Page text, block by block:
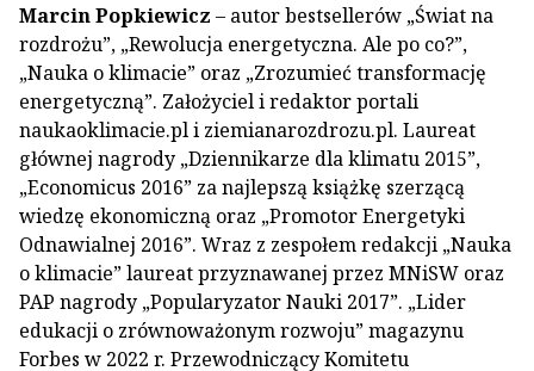
Marcin Popkiewicz – autor bestsellerów „Świat na
rozdrożu”, „Rewolucja energetyczna. Ale po co?”,
„Nauka o klimacie” oraz „Zrozumieć transformację
energetyczną”. Założyciel i redaktor portali
naukaoklimacie.pl i ziemianarozdrozu.pl. Laureat
głównej nagrody „Dziennikarze dla klimatu 2015”,
„Economicus 2016” za najlepszą książkę szerzącą
wiedzę ekonomiczną oraz „Promotor Energetyki
Odnawialnej 2016”. Wraz z zespołem redakcji „Nauka
o klimacie” laureat przyznawanej przez MNiSW oraz
PAP nagrody „Popularyzator Nauki 2017”. „Lider
edukacji o zrównoważonym rozwoju” magazynu
Forbes w 2022 r. Przewodniczący Komitetu